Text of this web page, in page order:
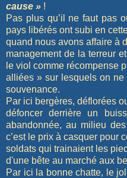
cause » !
Pas plus qu’il ne faut pas
pays libérés ont subi en
quand nous avons affaire à
management de la terreur
le viol comme récompense
alliées » sur lesquels on ne
souvenance.
Par ici bergères, déflorées
défoncer derrière un
abandonnée, au milieu
c’est le prix à casquer pour
soldats qui trainaient les
d'une bête au marché aux
Par ici la bonne chatte, le